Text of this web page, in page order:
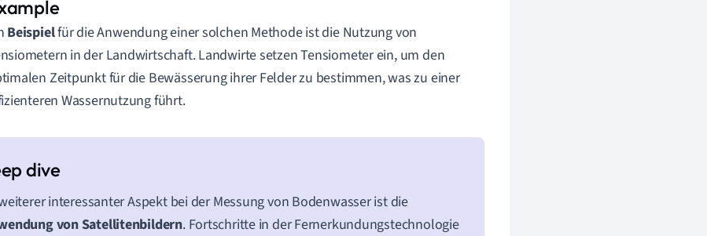
Beispielfür die Anwendung einer solchen Methode ist die Nutzung von
in der Landwirtschaft. Landwirte setzen Tensiometer ein, um den
Zeitpunkt für die Bewässerung ihrer Felder zu bestimmen, was zu einer
Wassernutzung führt.
interessanter Aspekt bei der Messung von Bodenwasser ist die
von Satellitenbildern. Fortschritte in der Fernerkundungstechnologie